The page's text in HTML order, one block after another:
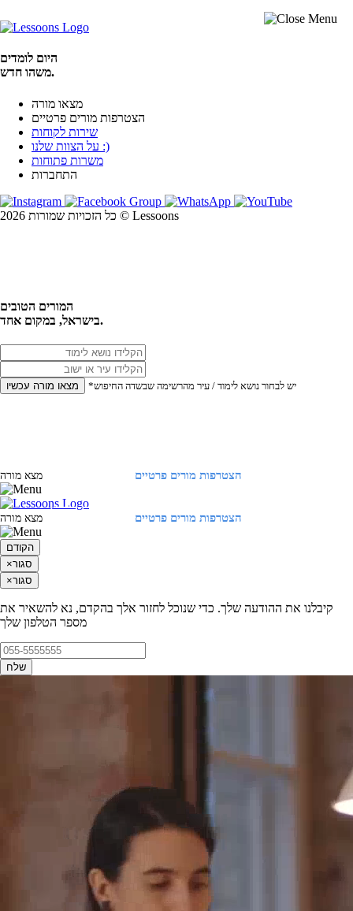
היום לומדים
משהו חדש.
מצאו מורה
הצטרפות מורים פרטיים
שירות לקוחות
על הצוות שלנו :)
משרות פתוחות
התחברות
כל הזכויות שמורות 2026 © Lessoons
המורים הטובים
בישראל, במקום אחד.
מצאו מורה עכשיו *יש לבחור נושא לימוד / עיר מהרשימה שבשדה החיפוש
הצטרפות מורים פרטיים מצא מורה
הצטרפות מורים פרטיים מצא מורה
הקודם
×סגור
×סגור
קיבלנו את ההודעה שלך. כדי שנוכל לחזור אלך בהקדם, נא להשאיר את
מספר הטלפון שלך
שלח